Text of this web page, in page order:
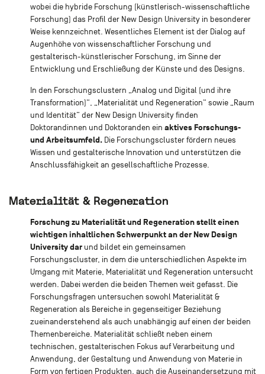
wobei die hybride Forschung (künstlerisch-wissenschaftliche
Forschung) das Profil der New Design University in besonderer
Weise kennzeichnet. Wesentliches Element ist der Dialog auf
Augenhöhe von wissenschaftlicher Forschung und
gestalterisch-künstlerischer Forschung, im Sinne der
Entwicklung und Erschließung der Künste und des Designs.
In den Forschungsclustern „Analog und Digital (und ihre
Transformation)“, „Materialität und Regeneration“ sowie „Raum
und Identität“ der New Design University finden
Doktorandinnen und Doktoranden ein aktives Forschungs-
und Arbeitsumfeld.Die Forschungscluster fördern neues
Wissen und gestalterische Innovation und unterstützen die
Anschlussfähigkeit an gesellschaftliche Prozesse.
Materialität & Regeneration
Forschung zu Materialität und Regeneration stellt einen
wichtigen inhaltlichen Schwerpunkt an der New Design
University darund bildet ein gemeinsamen
Forschungscluster, in dem die unterschiedlichen Aspekte im
Umgang mit Materie, Materialität und Regeneration untersucht
werden. Dabei werden die beiden Themen weit gefasst. Die
Forschungsfragen untersuchen sowohl Materialität &
Regeneration als Bereiche in gegenseitiger Beziehung
zueinanderstehend als auch unabhängig auf einen der beiden
Themenbereiche. Materialität schließt neben einem
technischen, gestalterischen Fokus auf Verarbeitung und
Anwendung, der Gestaltung und Anwendung von Materie in
Form von fertigen Produkten, auch die Auseinandersetzung mit